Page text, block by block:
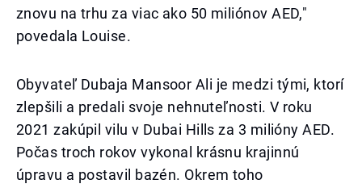
znovu na trhu za viac ako 50 miliónov AED,"
povedala Louise.
Obyvateľ Dubaja Mansoor Ali je medzi tými, ktorí
zlepšili a predali svoje nehnuteľnosti. V roku
2021 zakúpil vilu v Dubai Hills za 3 milióny AED.
Počas troch rokov vykonal krásnu krajinnú
úpravu a postavil bazén. Okrem toho